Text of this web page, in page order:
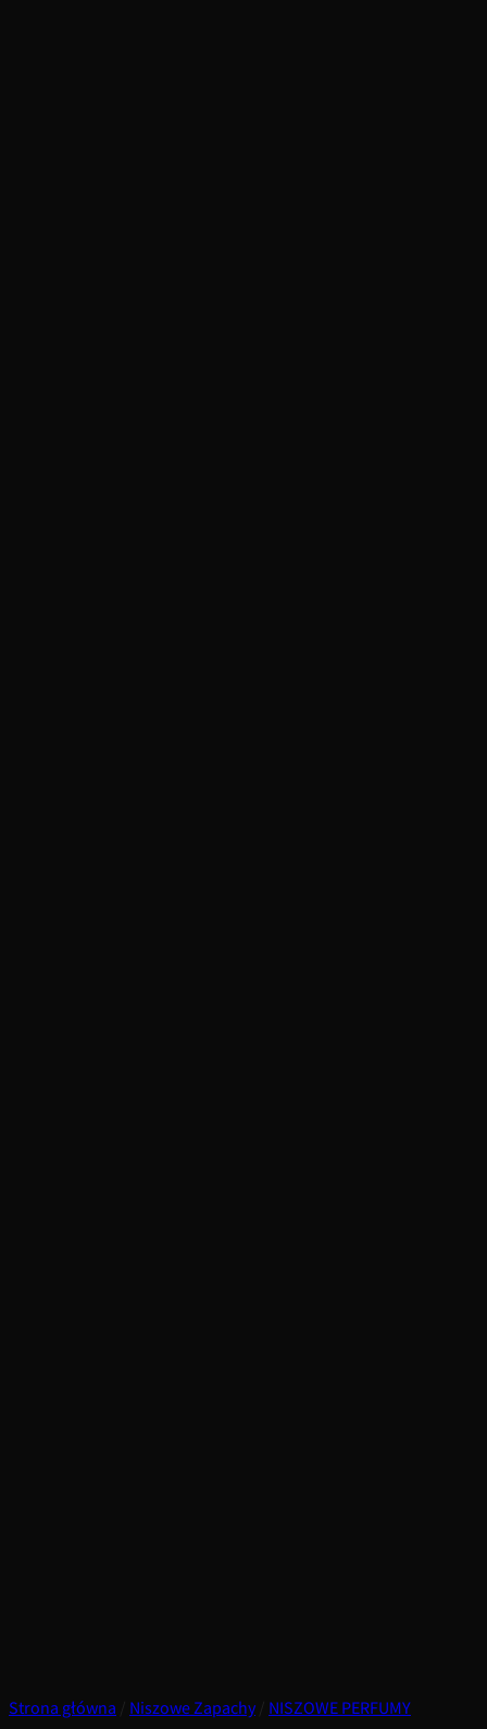
Strona główna Niszowe Zapachy NISZOWE PERFUMY